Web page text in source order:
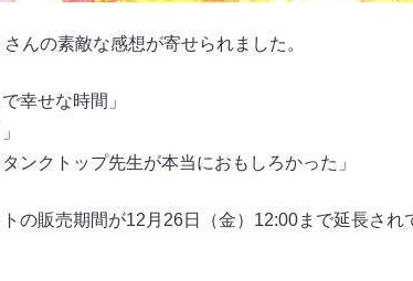
んの素敵な感想が寄せられました。
幸せな時間」
ンクトップ先生が本当におもしろかった」
の販売期間が12月26日（金）12:00まで延長さ